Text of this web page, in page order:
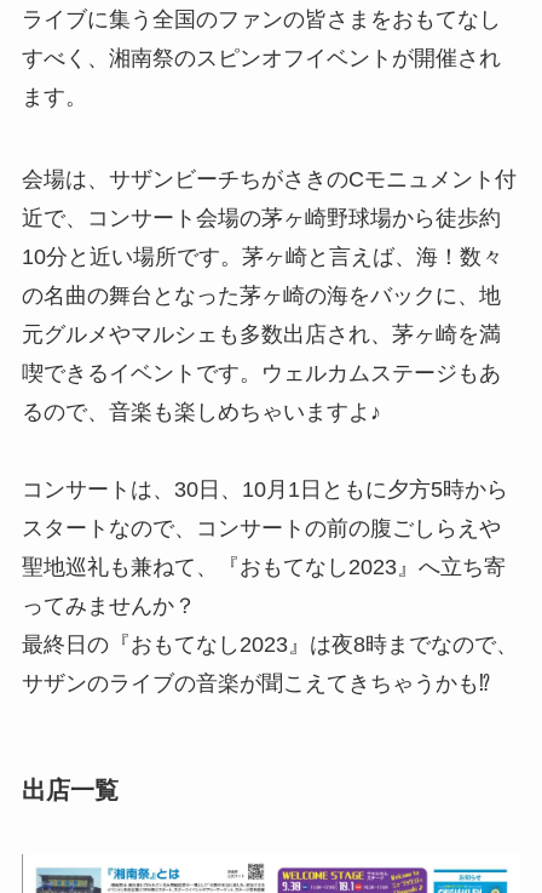
ライブに集う全国のファンの皆さまをおもてなし
すべく、湘南祭のスピンオフイベントが開催され
ます。
会場は、サザンビーチちがさきのCモニュメント付
近で、コンサート会場の茅ヶ崎野球場から徒歩約
10分と近い場所です。茅ヶ崎と言えば、海！数々
の名曲の舞台となった茅ヶ崎の海をバックに、地
元グルメやマルシェも多数出店され、茅ヶ崎を満
喫できるイベントです。ウェルカムステージもあ
るので、音楽も楽しめちゃいますよ♪
コンサートは、30日、10月1日ともに夕方5時から
スタートなので、コンサートの前の腹ごしらえや
聖地巡礼も兼ねて、『おもてなし2023』へ立ち寄
ってみませんか？
最終日の『おもてなし2023』は夜8時までなので、
サザンのライブの音楽が聞こえてきちゃうかも⁉
出店一覧